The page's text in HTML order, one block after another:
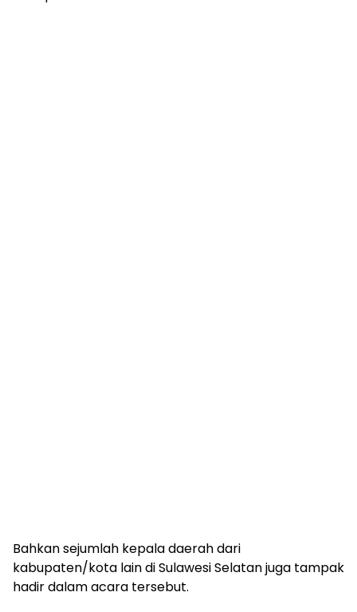
Bahkan sejumlah kepala daerah dari
kabupaten/kota lain di Sulawesi Selatan juga tampak
hadir dalam acara tersebut.